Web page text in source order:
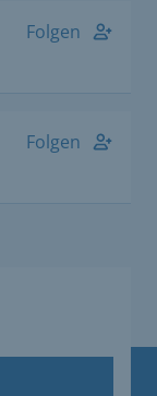
Folgen
Folgen